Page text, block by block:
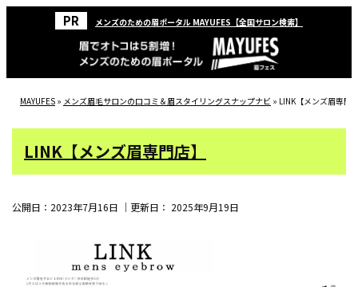
メンズのための眉ポータル MAYUFES【全国サロン検索】
MAYUFES » メンズ眉毛サロンの口コミ＆眉スタイリングスナップナビ » LINK【メンズ眉専門
LINK【メンズ眉専門店】
公開日： 2023年7月16日 ｜更新日： 2025年9月19日